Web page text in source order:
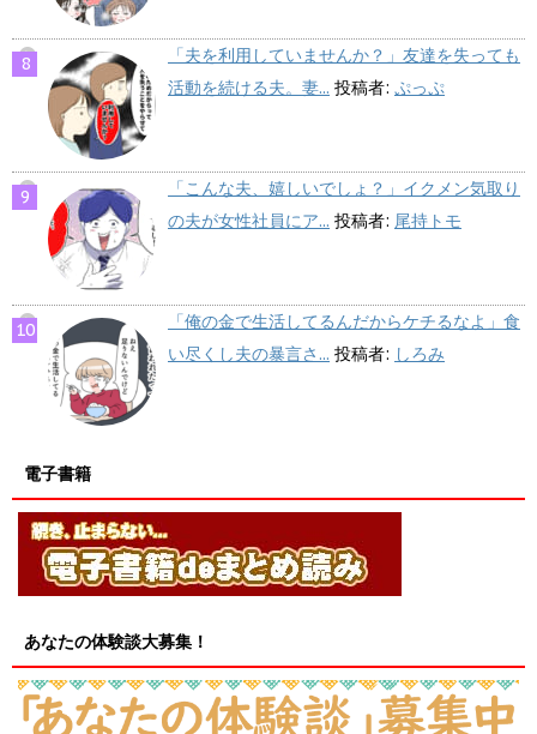
「夫を利用していませんか？」友達を失っても
活動を続ける夫。妻... 投稿者: ぷっぷ
「こんな夫、嬉しいでしょ？」イクメン気取り
の夫が女性社員にア... 投稿者: 尾持トモ
「俺の金で生活してるんだからケチるなよ」食
い尽くし夫の暴言さ... 投稿者: しろみ
電子書籍
あなたの体験談大募集！